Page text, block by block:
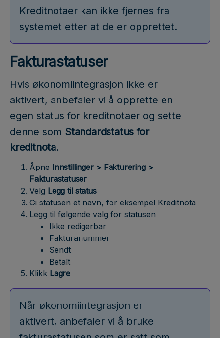
Kreditnotaer kan ikke fjernes fra
systemet etter at de er opprettet.
Fakturastatuser
Hvis økonomiintegrasjon ikke er
aktivert, anbefaler vi å opprette en
egen status for kreditnotaer og sette
denne som Standardstatus for
kreditnota.
Åpne Innstillinger > Fakturering >
Fakturastatuser
Velg Legg til status
Gi statusen et navn, for eksempel Kreditnota
Legg til følgende valg for statusen
Ikke redigerbar
Fakturanummer
Sendt
Betalt
Klikk Lagre
Når økonomiintegrasjon er
aktivert, anbefaler vi å bruke